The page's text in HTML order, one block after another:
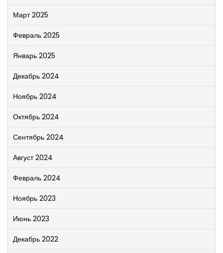
Март 2025
Февраль 2025
Январь 2025
Декабрь 2024
Ноябрь 2024
Октябрь 2024
Сентябрь 2024
Август 2024
Февраль 2024
Ноябрь 2023
Июнь 2023
Декабрь 2022